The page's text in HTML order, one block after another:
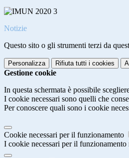
Notizie
Questo sito o gli strumenti terzi da
Personalizza Rifiuta tutti i cookies
Gestione cookie
In questa schermata è possibile
I cookie necessari sono quelli che
Per conoscere quali sono i cookie
Cookie necessari per il funzionamento
I cookie necessari per il